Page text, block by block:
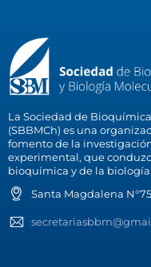
La Sociedad de
(SBBMCh) es una
fomento de la
experimental, que
bioquímica y de la
Santa Magdalena